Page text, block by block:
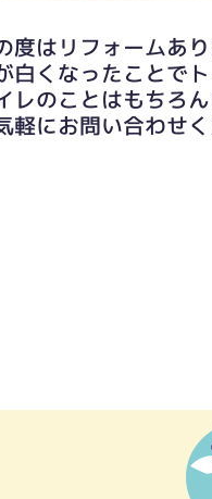
度はリフォームあ
白くなったことで
レのことはもちろ
軽にお問い合わせく